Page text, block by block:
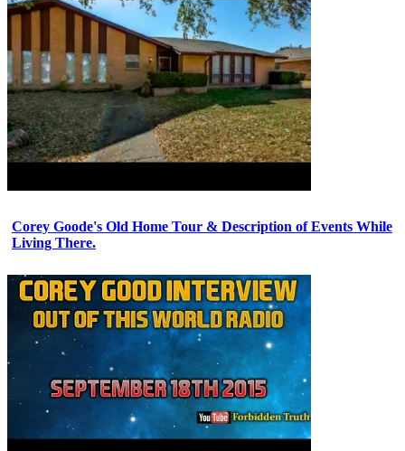
Corey Goode's Old Home Tour & Description of Events While
Living There.